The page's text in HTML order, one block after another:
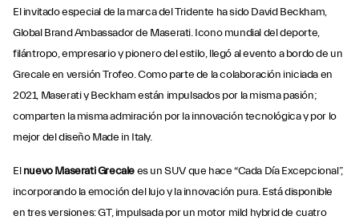
El invitado especial de la marca del Tridente ha sido David Beckham,
Global Brand Ambassador de Maserati. Icono mundial del deporte,
filántropo, empresario y pionero del estilo, llegó al evento a bordo de un
Grecale en versión Trofeo. Como parte de la colaboración iniciada en
2021, Maserati y Beckham están impulsados por la misma pasión;
comparten la misma admiración por la innovación tecnológica y por lo
mejor del diseño Made in Italy.
Elnuevo Maserati Grecalees un SUV que hace “Cada Día Excepcional”,
incorporando la emoción del lujo y la innovación pura. Está disponible
en tres versiones: GT, impulsada por un motor mild hybrid de cuatro